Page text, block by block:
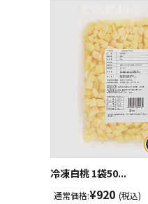
冷凍白桃 1袋50...
通常価格:¥920 (税込)